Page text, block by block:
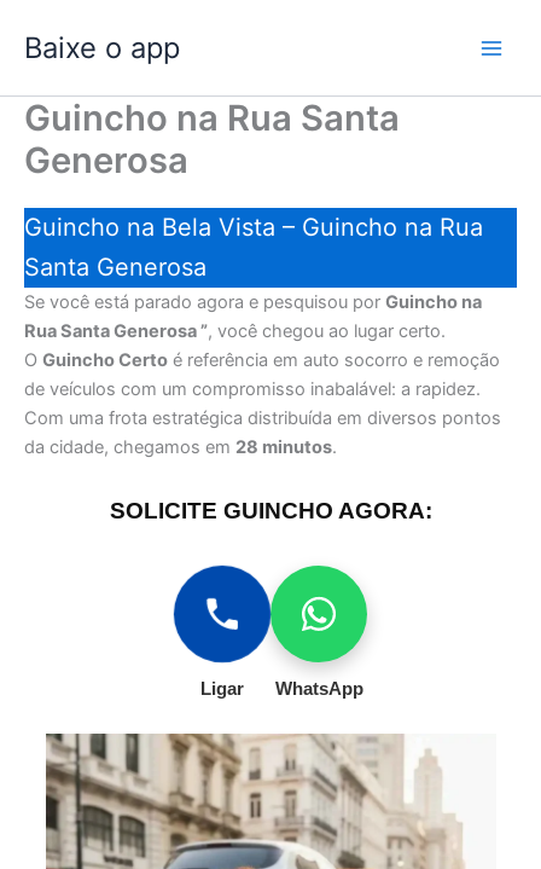
para
conteúdo
Baixe o app
Guincho na Rua Santa
Generosa
Guincho na Bela Vista – Guincho na Rua
Santa Generosa
Se você está parado agora e pesquisou por Guincho na
Rua Santa Generosa ”, você chegou ao lugar certo.
O Guincho Certo é referência em auto socorro e remoção
de veículos com um compromisso inabalável: a rapidez.
Com uma frota estratégica distribuída em diversos pontos
da cidade, chegamos em 28 minutos.
SOLICITE GUINCHO AGORA:
Ligar WhatsApp